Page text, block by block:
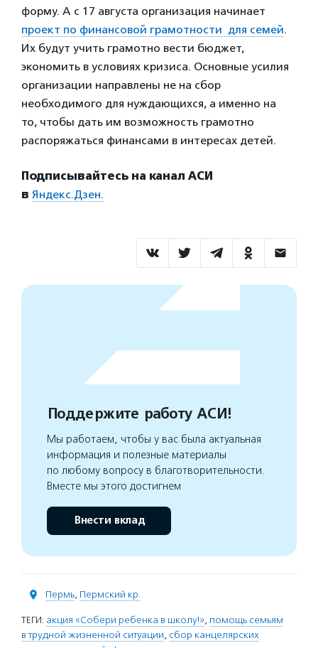
форму. А с 17 августа организация начинает
проект по финансовой грамотности для семей.
Их будут учить грамотно вести бюджет,
экономить в условиях кризиса. Основные усилия
организации направлены не на сбор
необходимого для нуждающихся, а именно на
то, чтобы дать им возможность грамотно
распоряжаться финансами в интересах детей.
Подписывайтесь на канал АСИ
в Яндекс.Дзен.
Поддержите работу АСИ!
Мы работаем, чтобы у вас была актуальная
информация и полезные материалы
по любому вопросу в благотворительности.
Вместе мы этого достигнем
Внести вклад
Пермь, Пермский кр.
ТЕГИ: акция «Собери ребенка в школу!», помощь семьям
в трудной жизненной ситуации, сбор канцелярских